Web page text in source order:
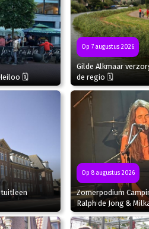
🗓
Op 7 augustus 2026
Gilde Alkmaar
de regio 🗓
Op 8 augustus 2026
Zomerpodium
Ralph de Jong &